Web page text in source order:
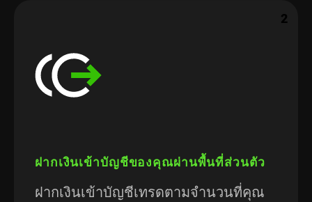
2
ฝากเงินเข้าบัญชีของคุณผ่านพื้นที่ส่วนตัว
ฝากเงินเข้าบัญชีเทรดตามจำนวนที่คุณ